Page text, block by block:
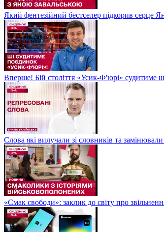
Який фентезійний бестселер підкорив серце
Вперше! Бій століття «Усик-Ф'юрі» судитиме
Слова які вилучали зі словників та
«Смак свободи»: заклик до світу про